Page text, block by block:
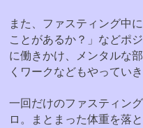
また、ファスティング中
ことがあるか？」などポ
に働きかけ、メンタルな
くワークなどもやっていき
一回だけのファスティン
ロ。まとまった体重を落